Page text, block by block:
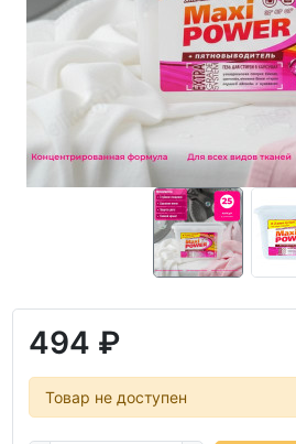
494 ₽
Товар не доступен